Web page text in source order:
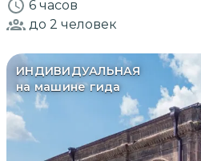
6 часов
до 2 человек
ИНДИВИДУАЛЬНАЯ
на машине гида